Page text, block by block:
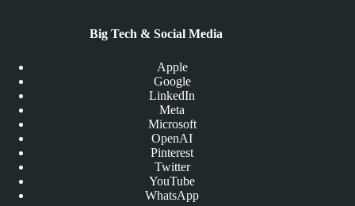
Big Tech & Social Media
Apple
Google
LinkedIn
Meta
Microsoft
OpenAI
Pinterest
Twitter
YouTube
WhatsApp